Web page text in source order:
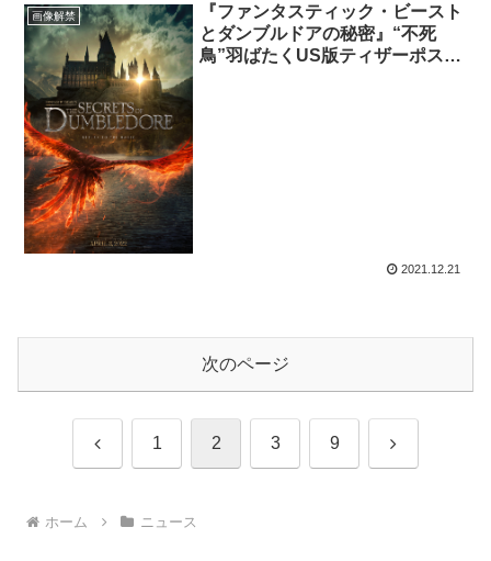
画像解禁
『ファンタスティック・ビースト
とダンブルドアの秘密』“不死
鳥”羽ばたくUS版ティザーポスタ
2021.12.21
次のページ
前 1 2 3 9 次
ホーム ニュース